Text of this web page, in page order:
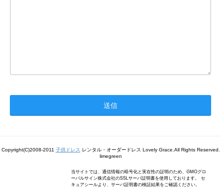
Copyright(C)2008-2011 子供ドレス レンタル・オーダードレス Lovely Grace.All Rights Reserved.
limegreen
当サイトでは、通信情報の暗号化と実在性の証明のため、GMOグロ
ーバルサイン株式会社のSSLサーバ証明書を使用しております。 セ
キュアシールより、サーバ証明書の検証結果をご確認ください。